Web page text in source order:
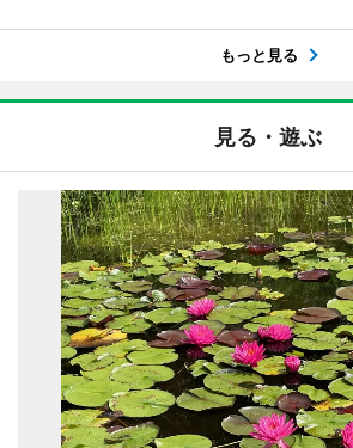
もっと見る
見る・遊ぶ